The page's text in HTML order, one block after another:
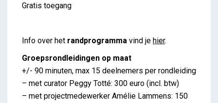
Gratis toegang
Info over het randprogramma vind je hier.
Groepsrondleidingen op maat
+/- 90 minuten, max 15 deelnemers per rondleiding
– met curator Peggy Totté: 300 euro (incl. btw)
– met projectmedewerker Amélie Lammens: 150